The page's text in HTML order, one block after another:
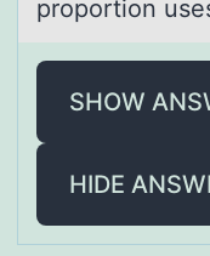
proportion
SHOW
HIDE